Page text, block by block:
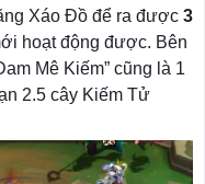
Xáo Đồ để ra được 3
hoạt động được. Bên
Mê Kiếm” cũng là 1
2.5 cây Kiếm Tử